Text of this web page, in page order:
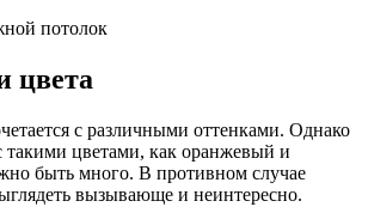
цвета
с различными оттенками. Однако
такими цветами, как оранжевый и
быть много. В противном случае
вызывающе и неинтересно.